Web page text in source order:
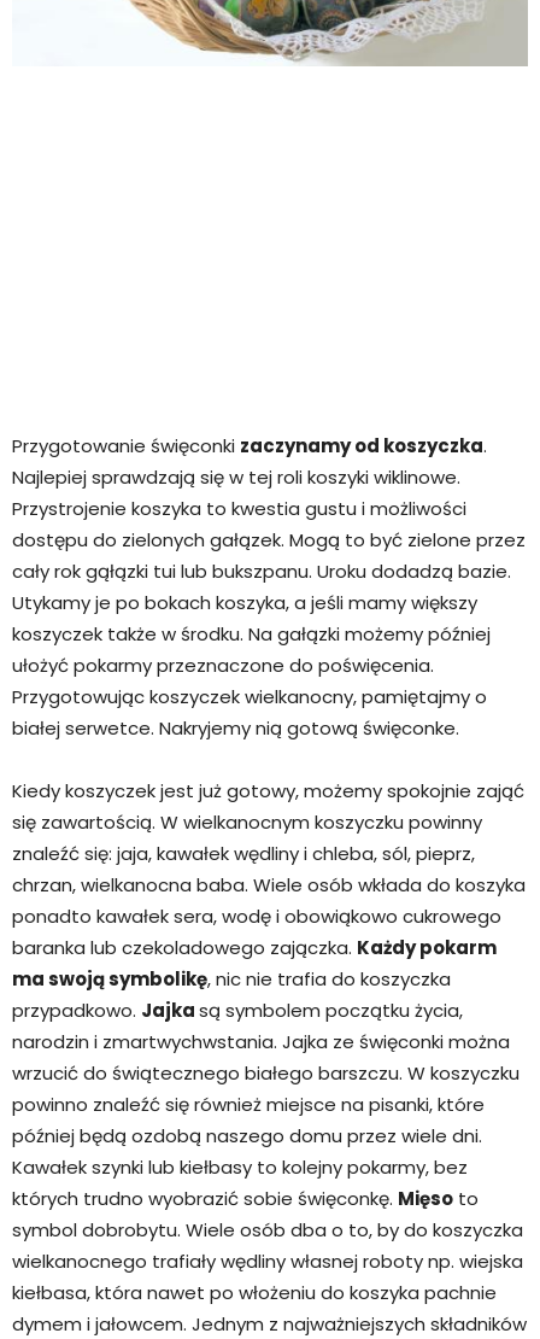
Przygotowanie święconki zaczynamy od koszyczka.
Najlepiej sprawdzają się w tej roli koszyki wiklinowe.
Przystrojenie koszyka to kwestia gustu i możliwości
dostępu do zielonych gałązek. Mogą to być zielone przez
cały rok gąłązki tui lub bukszpanu. Uroku dodadzą bazie.
Utykamy je po bokach koszyka, a jeśli mamy większy
koszyczek także w środku. Na gałązki możemy później
ułożyć pokarmy przeznaczone do poświęcenia.
Przygotowując koszyczek wielkanocny, pamiętajmy o
białej serwetce. Nakryjemy nią gotową święconke.
Kiedy koszyczek jest już gotowy, możemy spokojnie zająć
się zawartością. W wielkanocnym koszyczku powinny
znaleźć się: jaja, kawałek wędliny i chleba, sól, pieprz,
chrzan, wielkanocna baba. Wiele osób wkłada do koszyka
ponadto kawałek sera, wodę i obowiąkowo cukrowego
baranka lub czekoladowego zajączka. Każdy pokarm
ma swoją symbolikę, nic nie trafia do koszyczka
przypadkowo. Jajkasą symbolem początku życia,
narodzin i zmartwychwstania. Jajka ze święconki można
wrzucić do świątecznego białego barszczu. W koszyczku
powinno znaleźć się również miejsce na pisanki, które
później będą ozdobą naszego domu przez wiele dni.
Kawałek szynki lub kiełbasy to kolejny pokarmy, bez
których trudno wyobrazić sobie święconkę. Mięso to
symbol dobrobytu. Wiele osób dba o to, by do koszyczka
wielkanocnego trafiały wędliny własnej roboty np. wiejska
kiełbasa, która nawet po włożeniu do koszyka pachnie
dymem i jałowcem. Jednym z najważniejszych składników